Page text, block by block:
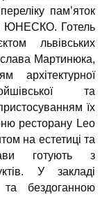
пам’яток
ЮНЕСКО. Готель
львівських
Мартинюка,
архітектурної
та
їх
ресторану Leo
на естетиці та
готують з
У закладі
та бездоганною